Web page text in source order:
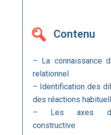
Contenu
– La connaissance
relationnel
– Identification des
des réactions
– Les axes
constructive